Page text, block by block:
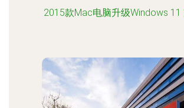
2015款Mac电脑升级Windows 11